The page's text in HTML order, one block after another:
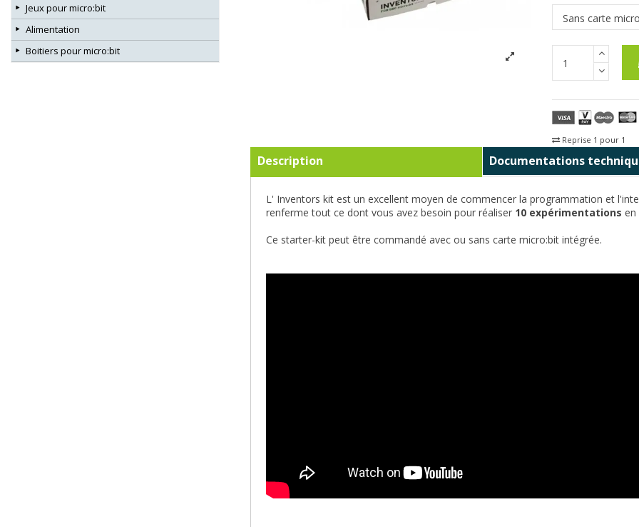
Reprise 1 pour 1
Description Documentations
L' Inventors kit est un excellent moyen de commencer la programmation et
renferme tout ce dont vous avez besoin pour réaliser 10 expérimentations en
Ce starter-kit peut être commandé avec ou sans carte micro:bit intégrée.
Jeux pour micro:bit
Alimentation
Boitiers pour micro:bit